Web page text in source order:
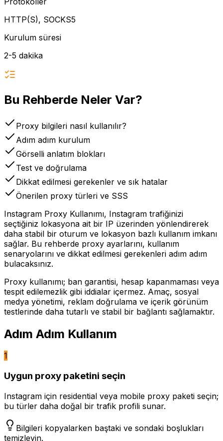
HTTP(S), SOCKS5
Kurulum süresi
2-5 dakika
Bu Rehberde Neler Var?
Proxy bilgileri nasıl kullanılır?
Adım adım kurulum
Görselli anlatım blokları
Test ve doğrulama
Dikkat edilmesi gerekenler ve sık hatalar
Önerilen proxy türleri ve SSS
Instagram Proxy Kullanımı, Instagram trafiğinizi
seçtiğiniz lokasyona ait bir IP üzerinden yönlendirerek
daha stabil bir oturum ve lokasyon bazlı kullanım imkanı
sağlar. Bu rehberde proxy ayarlarını, kullanım
senaryolarını ve dikkat edilmesi gerekenleri adım adım
bulacaksınız.
Proxy kullanımı; ban garantisi, hesap kapanmaması veya
tespit edilemezlik gibi iddialar içermez. Amaç, sosyal
medya yönetimi, reklam doğrulama ve içerik görünüm
testlerinde daha tutarlı ve stabil bir bağlantı sağlamaktır.
Adım Adım Kullanım
1
Uygun proxy paketini seçin
Instagram için residential veya mobile proxy paketi seçin;
bu türler daha doğal bir trafik profili sunar.
Bilgileri kopyalarken baştaki ve sondaki boşlukları
temizleyin.